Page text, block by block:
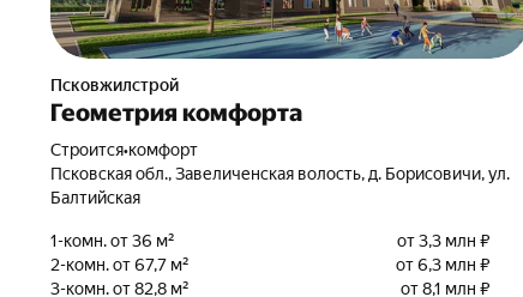
Псковжилстрой
Геометрия комфорта
Строится•комфорт
Псковская обл., Завеличенская волость, д. Борисовичи, ул.
Балтийская
1-комн. от 36 м²
от 3,3 млн ₽
2-комн. от 67,7 м²
от 6,3 млн ₽
3-комн. от 82,8 м²
от 8,1 млн ₽